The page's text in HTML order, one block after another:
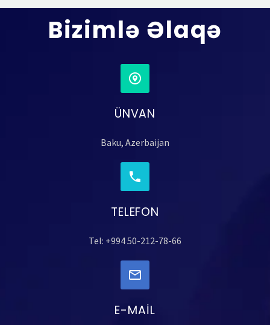
Bizimlə Əlaqə
ÜNVAN
Baku, Azerbaijan
TELEFON
Tel: +994 50-212-78-66
E-MAIL